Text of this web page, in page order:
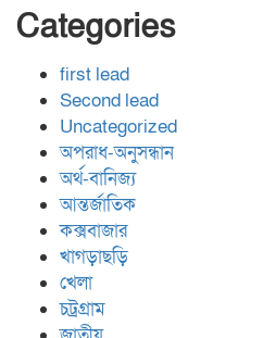
Categories
first lead
Second lead
Uncategorized
অপরাধ-অনুসন্ধান
অর্থ-বানিজ্য
আন্তর্জাতিক
কক্সবাজার
খাগড়াছড়ি
খেলা
চট্রগ্রাম